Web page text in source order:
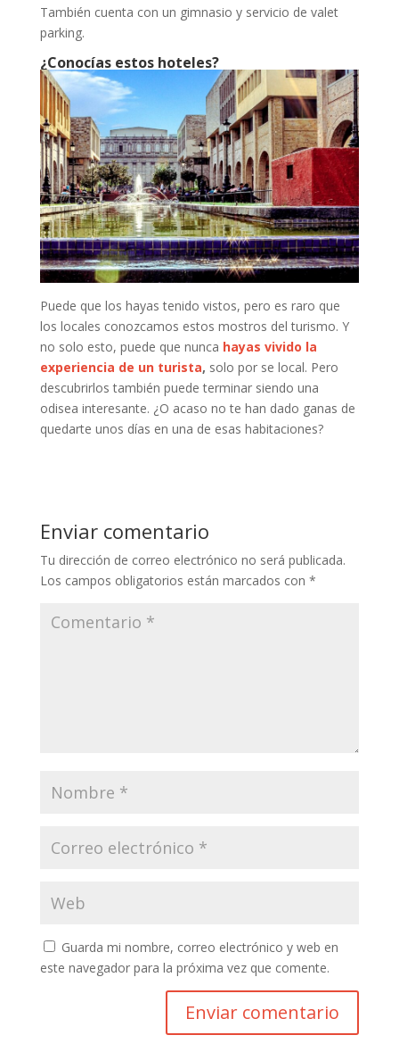
También cuenta con un gimnasio y servicio de valet
parking.
¿Conocías estos hoteles?
Puede que los hayas tenido vistos, pero es raro que
los locales conozcamos estos mostros del turismo. Y
no solo esto, puede que nunca hayas vivido la
experiencia de un turista, solo por se local. Pero
descubrirlos también puede terminar siendo una
odisea interesante. ¿O acaso no te han dado ganas de
quedarte unos días en una de esas habitaciones?
Enviar comentario
Tu dirección de correo electrónico no será publicada.
Los campos obligatorios están marcados con *
Guarda mi nombre, correo electrónico y web en
este navegador para la próxima vez que comente.